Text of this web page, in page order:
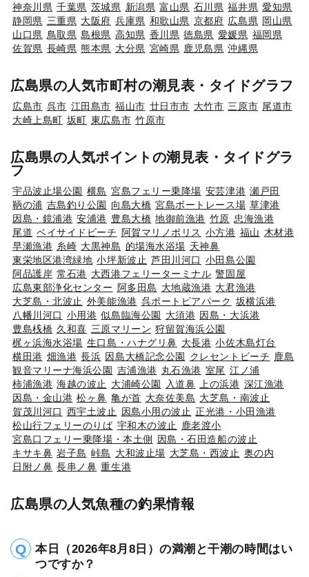
神奈川県 千葉県 茨城県 新潟県 富山県 石川県 福井県 愛知県
静岡県 三重県 大阪府 兵庫県 和歌山県 京都府 広島県 岡山県
山口県 鳥取県 島根県 高知県 香川県 徳島県 愛媛県 福岡県
佐賀県 長崎県 熊本県 大分県 宮崎県 鹿児島県 沖縄県
広島県の人気市町村の潮見表・タイドグラフ
広島市 呉市 江田島市 福山市 廿日市市 大竹市 三原市 尾道市
大崎上島町 坂町 東広島市 竹原市
広島県の人気ポイントの潮見表・タイドグラ
フ
宇品波止場公園 横島 宮島フェリー乗降場 安芸津港 瀬戸田
鞆の浦 吉島釣り公園 向島大橋 宮島ボートレース場 草津港
因島・鏡浦港 安浦港 豊島大橋 地御前漁港 竹原 忠海漁港
尾道 ベイサイドビーチ 阿賀マリノポリス 小方港 福山 木材港
早瀬漁港 糸崎 大黒神島 的場海水浴場 天神鼻
東栄地区港湾緑地 小坪新波止 芦田川河口 小田島公園
阿品護岸 常石港 大西港フェリーターミナル 警固屋
広島東部浄化センター 阿多田島 大地蔵漁港 大君漁港
大芝島・北波止 外美能漁港 呉ポートピアパーク 坂横浜港
八幡川河口 小用港 似島臨海公園 大須港 因島・大浜港
豊島桟橋 久和喜 三原マリーン 狩留賀海浜公園
梶ヶ浜海水浴場 生口島・ハナグリ鼻 大長港 小佐木島灯台
横田港 畑漁港 長浜 因島大橋記念公園 クレセントビーチ 鹿島
観音マリーナ海浜公園 吉浦漁港 丸石漁港 室尾 江ノ浦
柿浦漁港 海越の波止 大浦崎公園 入道鼻 上の浜港 深江漁港
因島・金山港 松ヶ鼻 亀が首 大奈佐美島 大芝島・南波止
賀茂川河口 西宇土波止 因島小用の波止 正光港・小田漁港
松山行フェリーのりば 宇和木の波止
鹿老渡小
宮島口フェリー乗降場・本土側 因島・石田造船の波止
キサキ鼻 岩子島 峠島 大和波止場 大芝島・西波止 奥の内
日附ノ鼻 長串ノ鼻 重生港
広島県の人気魚種の釣果情報
本日（2026年8月8日）の満潮と干潮の時間はい
つですか？